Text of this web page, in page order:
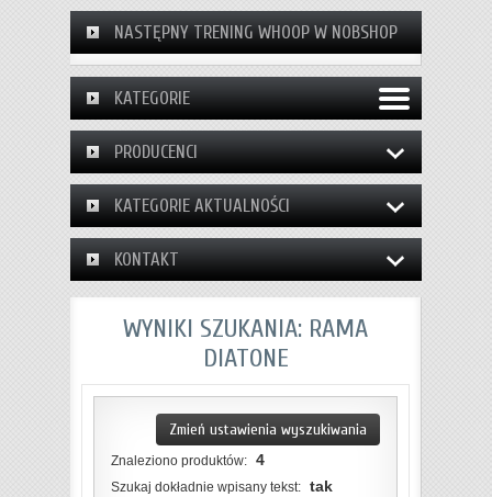
NASTĘPNY TRENING WHOOP W NOBSHOP
KATEGORIE
PRODUCENCI
KATEGORIE AKTUALNOŚCI
KONTAKT
WYNIKI SZUKANIA: RAMA
DIATONE
Zmień ustawienia wyszukiwania
Znaleziono produktów: 4
Szukaj dokładnie wpisany tekst: tak